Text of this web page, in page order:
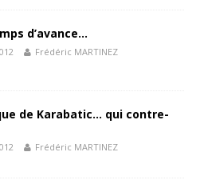
d’avance…
Frédéric MARTINEZ
de Karabatic… qui contre-
Frédéric MARTINEZ